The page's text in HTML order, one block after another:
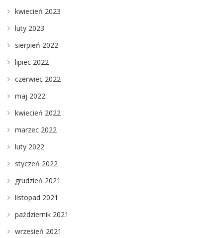
kwiecień 2023
luty 2023
sierpień 2022
lipiec 2022
czerwiec 2022
maj 2022
kwiecień 2022
marzec 2022
luty 2022
styczeń 2022
grudzień 2021
listopad 2021
październik 2021
wrzesień 2021